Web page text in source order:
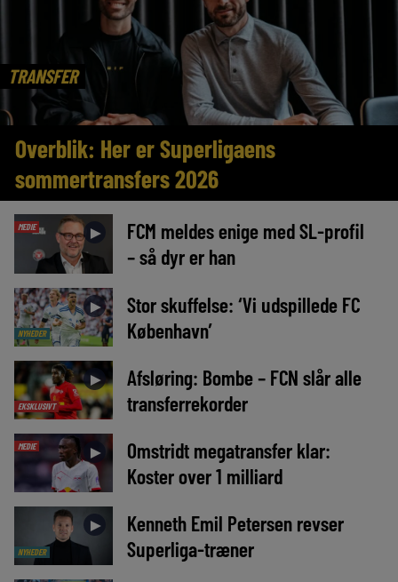
TRANSFER
Overblik: Her er Superligaens
sommertransfers 2026
MEDIE ►
FCM meldes enige med SL-profil
– så dyr er han
NYHEDER
►
Stor skuffelse: ‘Vi udspillede FC
København’
EKSKLUSIVT
►
Afsløring: Bombe – FCN slår alle
transferrekorder
MEDIE ►
Omstridt megatransfer klar:
Koster over 1 milliard
NYHEDER
►
Kenneth Emil Petersen revser
Superliga-træner